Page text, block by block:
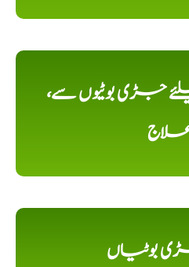
جڑی بوٹیوں سے،
علاج